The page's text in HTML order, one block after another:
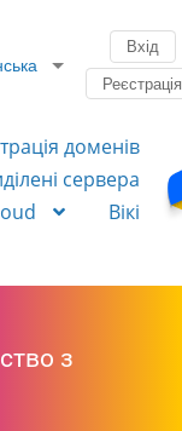
Вхід
Реєстрація
доменів
сервера
Вікі
з